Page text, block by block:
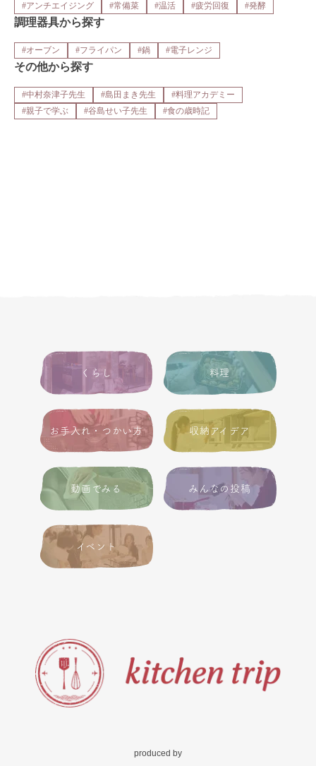
#アンチエイジング
#常備菜 #温活 #疲労回復 #発酵
調理器具から探す
#オーブン #フライパン #鍋 #電子レンジ
その他から探す
#中村奈津子先生 #島田まき先生
#料理アカデミー
#親子で学ぶ
#谷島せい子先生 #食の歳時記
くらし 料理
お手入れ・つかい方 収納アイデア
動画でみる みんなの投稿
イベント
produced by